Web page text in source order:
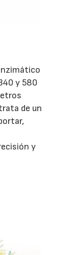
y 580
de un
y